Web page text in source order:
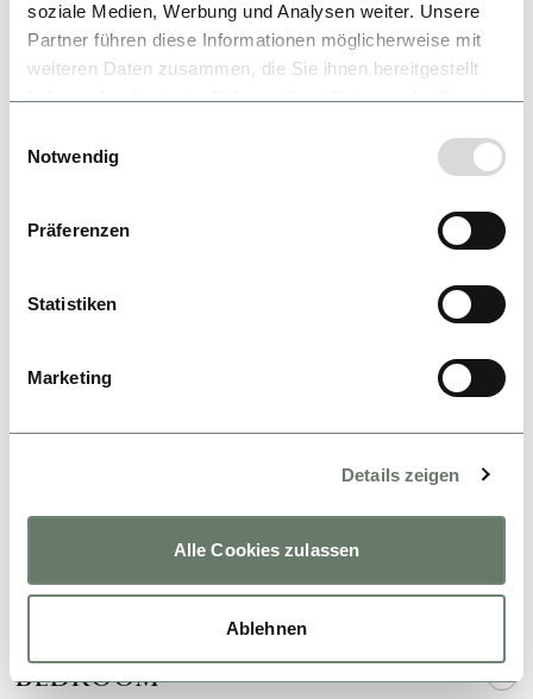
soziale Medien, Werbung und Analysen weiter. Unsere
Partner führen diese Informationen möglicherweise mit
weiteren Daten zusammen, die Sie ihnen bereitgestellt
haben oder die sie im Rahmen Ihrer Nutzung der Dienste
Notwendig
Präferenzen
Statistiken
Marketing
Details zeigen
Alle Cookies zulassen
Ablehnen
SCHLAFZIMMER
BEDROOM